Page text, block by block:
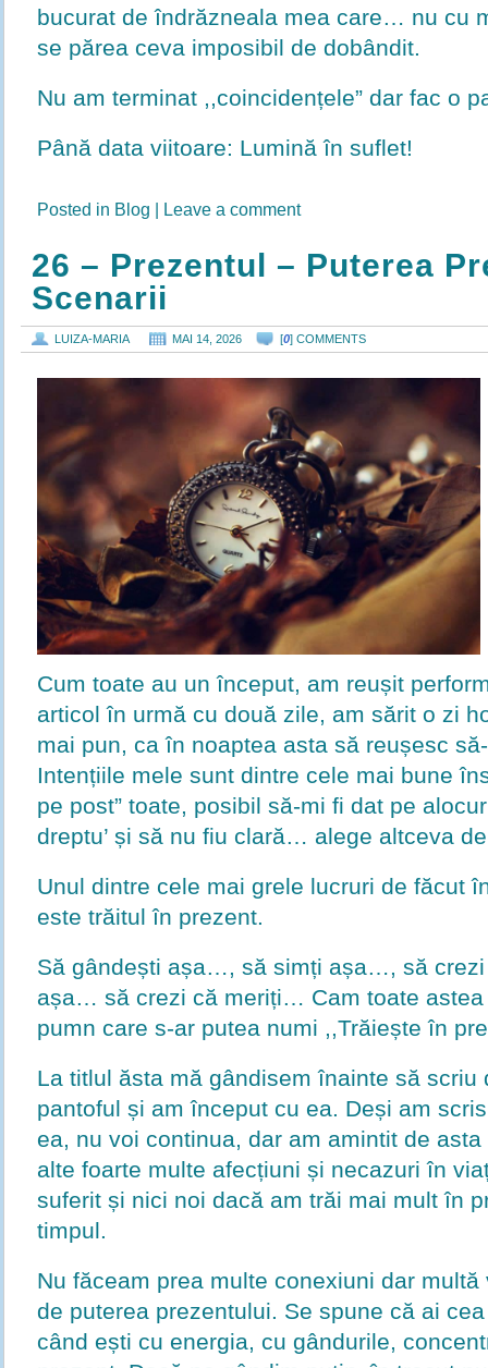
bucurat de îndrăzneala mea care… nu cu
se părea ceva imposibil de dobândit.
Nu am terminat ,,coincidențele” dar fac o
Până data viitoare: Lumină în suflet!
Posted in Blog | Leave a comment
26 – Prezentul – Puterea
Scenarii
LUIZA-MARIA MAI 14, 2026 [0] COMMENTS
Cum toate au un început, am reușit
articol în urmă cu două zile, am sărit o zi
mai pun, ca în noaptea asta să reușesc
Intențiile mele sunt dintre cele mai bune
pe post” toate, posibil să-mi fi dat pe
dreptu’ și să nu fiu clară… alege altceva
Unul dintre cele mai grele lucruri de făcut
este trăitul în prezent.
Să gândești așa…, să simți așa…, să
așa… să crezi că meriți… Cam toate astea
pumn care s-ar putea numi ,,Trăiește în
La titlul ăsta mă gândisem înainte să scriu
pantoful și am început cu ea. Deși am
ea, nu voi continua, dar am amintit de
alte foarte multe afecțiuni și necazuri în
suferit și nici noi dacă am trăi mai mult în
timpul.
Nu făceam prea multe conexiuni dar
de puterea prezentului. Se spune că ai
când ești cu energia, cu gândurile,